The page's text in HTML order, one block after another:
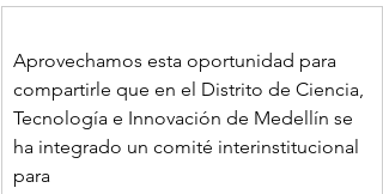
Aprovechamos esta oportunidad para
compartirle que en el Distrito de Ciencia,
Tecnología e Innovación de Medellín se
ha integrado un comité interinstitucional
para